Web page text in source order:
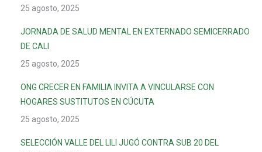
25 agosto, 2025
JORNADA DE SALUD MENTAL EN EXTERNADO SEMICERRADO
DE CALI
25 agosto, 2025
ONG CRECER EN FAMILIA INVITA A VINCULARSE CON
HOGARES SUSTITUTOS EN CÚCUTA
25 agosto, 2025
SELECCIÓN VALLE DEL LILI JUGÓ CONTRA SUB 20 DEL